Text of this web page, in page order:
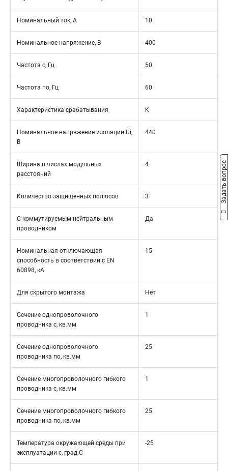
Номинальный ток, А 10
Номинальное напряжение, В 400
Частота с, Гц 50
Частота по, Гц 60
Характеристика срабатывания K
Номинальное напряжение изоляции Ui,
В
440
Ширина в числах модульных
расстояний
4
Количество защищенных полюсов 3
С коммутируемым нейтральным
проводником
Да
Номинальная отключающая
способность в соответствии с EN
60898, кА
15
Для скрытого монтажа Нет
Сечение однопроволочного
проводника с, кв.мм
1
Сечение однопроволочного
проводника по, кв.мм
25
Сечение многопроволочного гибкого
проводника с, кв.мм
1
Сечение многопроволочного гибкого
проводника по, кв.мм
25
Температура окружающей среды при
эксплуатации с, град.C
-25
Задать вопрос